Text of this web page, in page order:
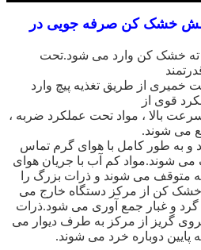
خشک کن صرفه جویی در
خشک کن وارد می شود.تحت
خمیری از طریق تغذیه پیچ وارد
قوی از
بالا ، مواد تحت عملکرد ضربه ،
می شوند.
به طور کامل با هوای گرم تماس
شوند.مواد کم آب با جریان هوای
متوقف می شوند و ذرات بزرگ را
خشک کن از مرکز دستگاه خارج می
گرد و غبار جمع آوری می شود.ذرات
گریز از مرکز به طرف دیوار می
دوباره خرد می شوند.